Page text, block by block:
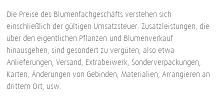
Die Preise des Blumenfachgeschäfts verstehen sich
einschließlich der gültigen Umsatzsteuer. Zusatzleistungen, die
über den eigentlichen Pflanzen-und Blumenverkauf
hinausgehen, sind gesondert zu vergüten, also etwa
Anlieferungen, Versand, Extrabeiwerk, Sonderverpackungen,
Karten, Änderungen von Gebinden, Materialien, Arrangieren an
drittem Ort, usw.